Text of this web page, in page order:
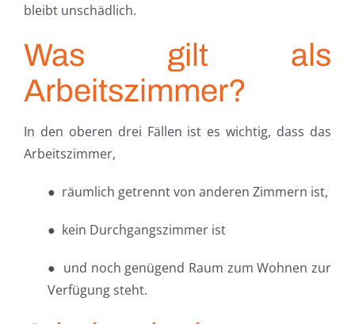
bleibt unschädlich.
Was gilt als
Arbeitszimmer?
In den oberen drei Fällen ist es wichtig, dass das
Arbeitszimmer,
● räumlich getrennt von anderen Zimmern ist,
● kein Durchgangszimmer ist
● und noch genügend Raum zum Wohnen zur
Verfügung steht.